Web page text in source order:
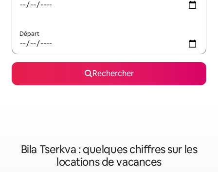
Départ
Rechercher
Bila Tserkva : quelques chiffres sur les
locations de vacances